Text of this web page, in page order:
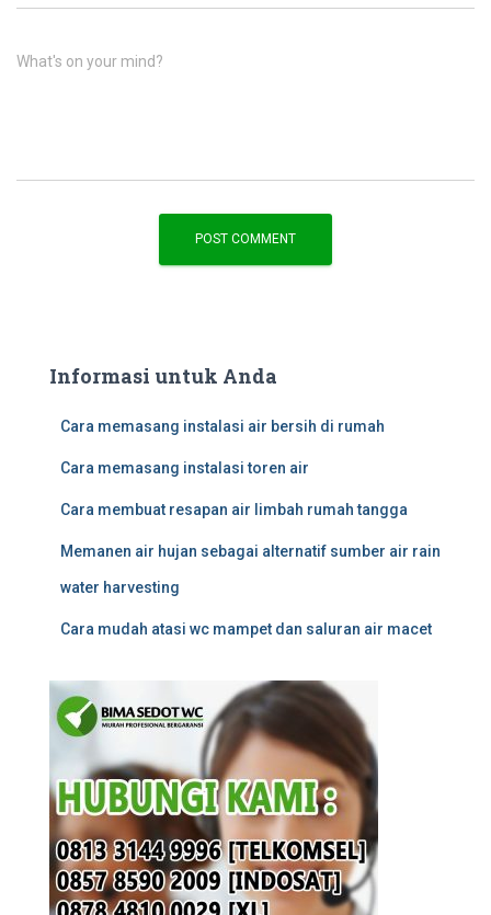
What's on your mind?
Informasi untuk Anda
Cara memasang instalasi air bersih di rumah
Cara memasang instalasi toren air
Cara membuat resapan air limbah rumah tangga
Memanen air hujan sebagai alternatif sumber air rain
water harvesting
Cara mudah atasi wc mampet dan saluran air macet